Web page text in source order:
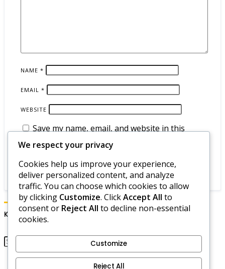
NAME *
EMAIL *
WEBSITE
Save my name, email, and website in this
browser for the next time I comment.
Keresés
Bemutatkozás
We respect your privacy
Cookies help us improve your experience,
deliver personalized content, and analyze
traffic. You can choose which cookies to allow
by clicking Customize. ClickAccept All to
consent or Reject All to decline non-essential
cookies.
Customize
Reject All